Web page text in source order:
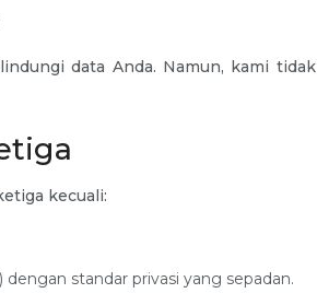
data Anda. Namun, kami
kecuali:
standar privasi yang sepadan.